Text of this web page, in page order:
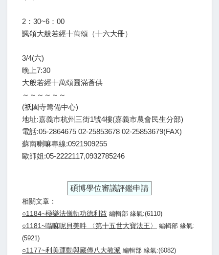
2：30~6：00
諷頌大般若經十萬頌（十六大冊）
3/4(六)
晚上7:30
大般若經十萬頌圓滿薈供
～～～～～～
(祇園寺籌備中心)
地址:嘉義市杭州三街1號4樓(嘉義市農會民生分部)
電話:05-2864675 02-25853678 02-25853679(FAX)
蘇南喇嘛專線:0921909255
歐師姐:05-2222117,0932785246
碩博學位審議評鑑申請
相關文章：
○1184~極樂法儀軌功德利益 編輯部 緣氣:(6110)
○1181~嗡嘛呢貝美吽 〈第十五世大寶法王〉
編輯部 緣氣:
(5921)
○1177~利美運動與藏傳八大教派 編輯部 緣氣:(6082)